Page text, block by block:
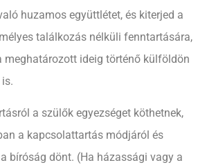
huzamos együttlétet, és kiterjed a
találkozás nélküli fenntartására,
meghatározott ideig történő külföldön
a szülők egyezséget köthetnek,
a kapcsolattartás módjáról és
bíróság dönt. (Ha házassági vagy a